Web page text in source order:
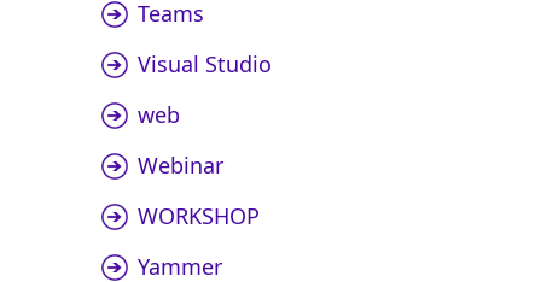
Teams
Visual Studio
web
Webinar
WORKSHOP
Yammer